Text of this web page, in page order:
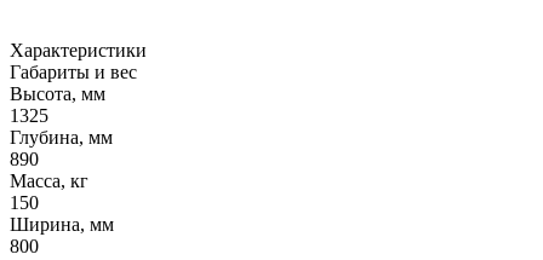
Характеристики
Габариты и вес
Высота, мм
1325
Глубина, мм
890
Масса, кг
150
Ширина, мм
800